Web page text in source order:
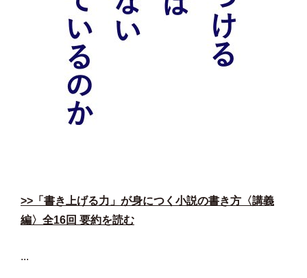
>>「書き上げる力」が身につく小説の書き方〈講義
編〉全16回 要約を読む
...